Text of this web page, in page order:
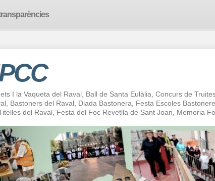
I la Vaqueta del Raval, Ball de Santa Eulàlia, Concurs de
Bastoners del Raval, Diada Bastonera, Festa Escoles
del Raval, Festa del Foc Revetlla de Sant Joan, Memoria